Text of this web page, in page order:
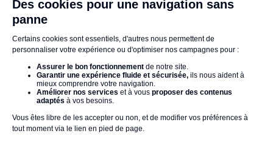
Bonjour, et merci de votre message!!
En effet nous pensons qu'un bon artisan
peut vous conseiller, vous guider dans vos
choix et bien sur vous aider en situation
d'urgence. Il est très important aussi de
pouvoir entretenir ses appareils soi même,